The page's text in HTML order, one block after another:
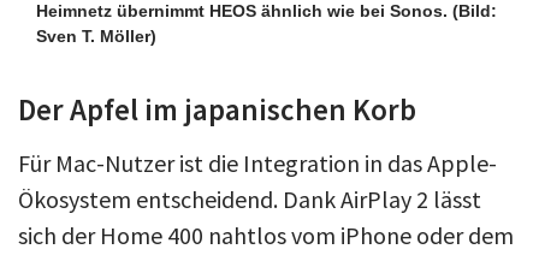
Heimnetz übernimmt HEOS ähnlich wie bei Sonos. (Bild:
Sven T. Möller)
Der Apfel im japanischen Korb
Für Mac-Nutzer ist die Integration in das Apple-
Ökosystem entscheidend. Dank AirPlay 2 lässt
sich der Home 400 nahtlos vom iPhone oder dem